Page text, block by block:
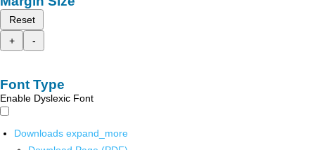
Reset
+
-
Font Type
Enable Dyslexic Font
Downloads expand_more